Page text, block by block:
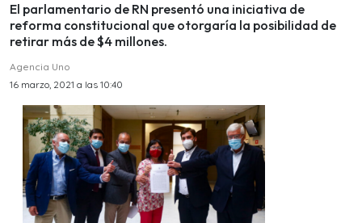
El parlamentario de RN presentó una iniciativa de
reforma constitucional que otorgaría la posibilidad de
retirar más de $4 millones.
Agencia Uno
16 marzo, 2021 a las 10:40